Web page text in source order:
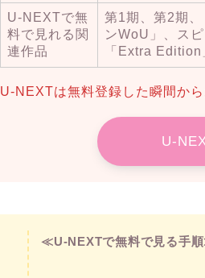
U-NEXTで無
料で見れる関
連作品
第1期、第2期
ンWoU」、ス
「Extra Edition
U-NEXTは無料登録した瞬間から
U-
≪U-NEXTで無料で見る手